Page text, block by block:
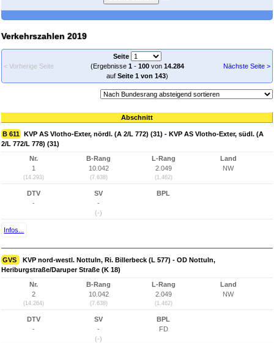
Verkehrszahlen 2019
< Vorherige Seite
Seite
(Ergebnisse 1- 100von 14.284
auf Seite 1 von 143)
Nächste Seite >
Abschnitt
B 611 KVP AS Vlotho-Exter, nördl. (A 2/L 772) (31) - KVP AS Vlotho-Exter, südl. (A
2/L 772/L 778) (31)
Nr.
1
(14.293)
B-Rang
10.042
(7.638)
L-Rang
2.049
(1.462)
Land
NW
DTV
-
SV
-
(-)
BPL
Infos...
GVS
KVP nord-westl. Nottuln, Ri. Billerbeck (L 577) - OD Nottuln,
Heriburgstraße/Daruper Straße (K 18)
Nr.
2
(14.264)
B-Rang
10.042
(7.638)
L-Rang
2.049
(1.462)
Land
NW
DTV
-
SV
-
(-)
BPL
FD